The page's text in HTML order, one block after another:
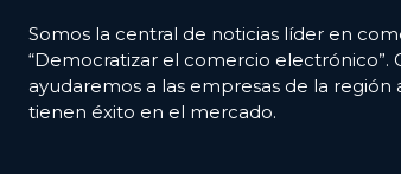
Somos la central de noticias líder en
“Democratizar el comercio
ayudaremos a las empresas de la
tienen éxito en el mercado.